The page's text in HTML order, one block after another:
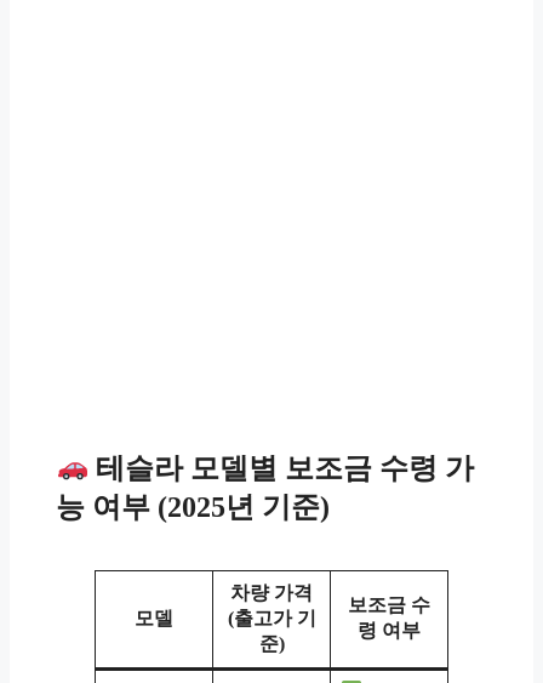
테슬라 모델별 보조금 수령 가
능 여부 (2025년 기준)
모델
차량 가격
(출고가 기
준)
보조금 수
령 여부